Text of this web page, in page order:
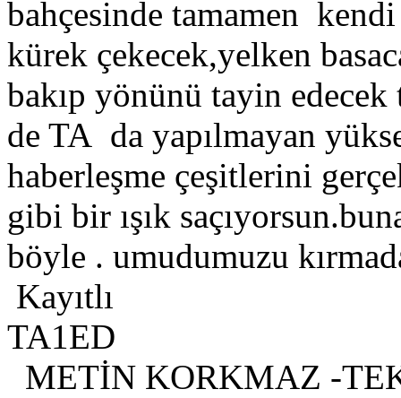
bahçesinde tamamen
kürek çekecek,yelken
bakıp yönünü tayin edecek
de TA da yapılmayan
haberleşme çeşitlerini
gibi bir ışık
böyle . umudumuzu
Kayıtlı
TA1ED
METİN KORKMAZ -